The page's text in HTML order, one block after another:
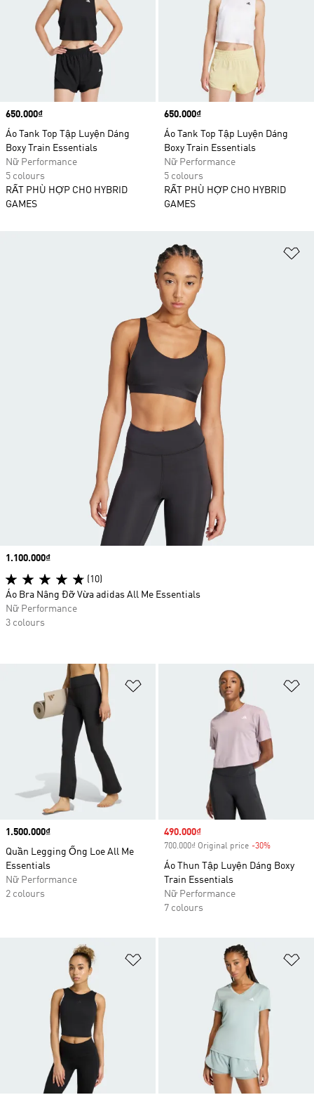
Price
650.000₫
Áo Tank Top Tập Luyện Dáng
Boxy Train Essentials
Nữ Performance
5 colours
RẤT PHÙ HỢP CHO HYBRID
GAMES
Price
650.000₫
Áo Tank Top Tập Luyện Dáng
Boxy Train Essentials
Nữ Performance
5 colours
RẤT PHÙ HỢP CHO HYBRID
GAMES
Price
1.500.000₫
Quần Legging Ống Loe All Me
Essentials
Nữ Performance
2 colours
Sale price
490.000₫
700.000₫ Original price -30%
Áo Thun Tập Luyện Dáng Boxy
Train Essentials
Nữ Performance
7 colours
Price
1.100.000₫
(10)
Áo Bra Nâng Đỡ Vừa adidas All Me Essentials
Nữ Performance
3 colours